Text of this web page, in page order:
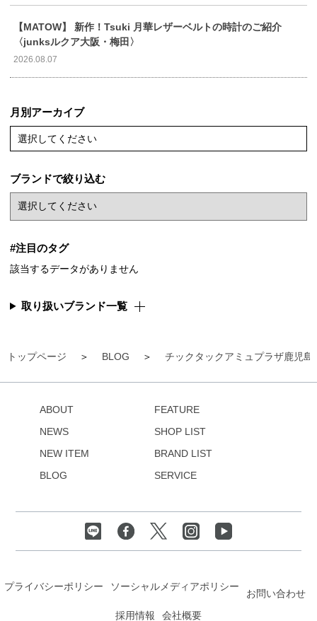
トップページ BLOG チックタックアミュプラザ鹿児島
【MATOW】 新作！Tsuki 月華レザーベルトの時計のご紹介
〈junksルクア大阪・梅田〉
2026.08.07
月別アーカイブ
選択してください
ブランドで絞り込む
#注目のタグ
該当するデータがありません
取り扱いブランド一覧
ABOUT
NEWS
NEW ITEM
BLOG
FEATURE
SHOP LIST
BRAND LIST
SERVICE
プライバシーポリシー ソーシャルメディアポリシー
お問い合わせ
採用情報
会社概要